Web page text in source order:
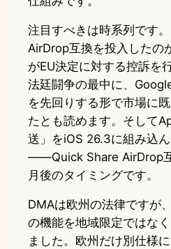
注目すべきは時系列です
AirDrop互換を投入したの
がEU決定に対する控訴を
法廷闘争の最中に、
を先回りする形で市場に
たとも読めます。そして
送」をiOS 26.3に組み込
——Quick Share AirDrop
月後のタイミングです。
DMAは欧州の法律ですが
の機能を地域限定ではな
ました。欧州だけ別仕様